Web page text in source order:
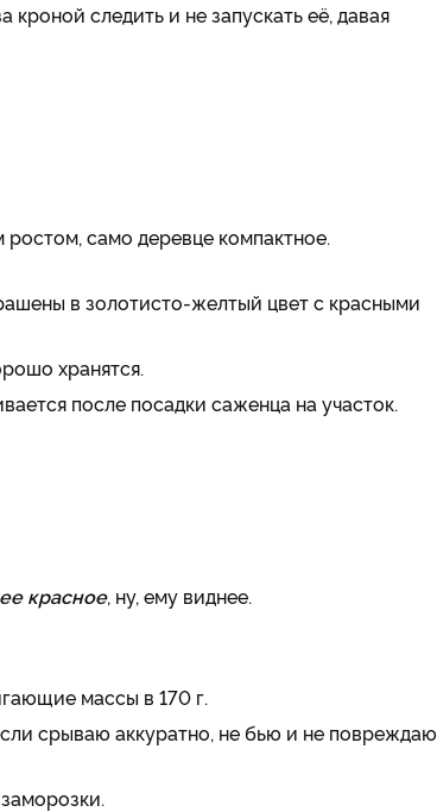
следить и не запускать её, давая
само деревце компактное.
в золотисто-желтый цвет с красными
хранятся.
после посадки саженца на участок.
красное, ну, ему виднее.
массы в 170 г.
срываю аккуратно, не бью и не повреждаю